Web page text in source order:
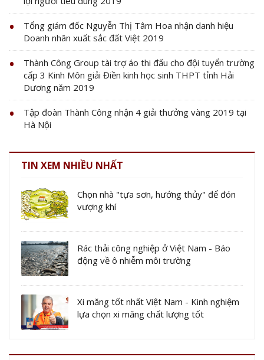
Tổng giám đốc Nguyễn Thị Tâm Hoa nhận danh hiệu
Doanh nhân xuất sắc đất Việt 2019
Thành Công Group tài trợ áo thi đấu cho đội tuyển trường
cấp 3 Kinh Môn giải Điền kinh học sinh THPT tỉnh Hải
Dương năm 2019
Tập đoàn Thành Công nhận 4 giải thưởng vàng 2019 tại
Hà Nội
TIN XEM NHIỀU NHẤT
Chọn nhà "tựa sơn, hướng thủy" để đón
vượng khí
Rác thải công nghiệp ở Việt Nam - Báo
động về ô nhiễm môi trường
Xi măng tốt nhất Việt Nam - Kinh nghiệm
lựa chọn xi măng chất lượng tốt